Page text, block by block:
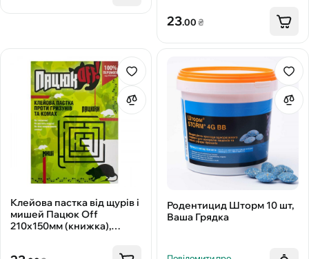
23.00₴
Клейова пастка від щурів і
мишей Пацюк Off
210х150мм (книжка),
Родентицид Шторм 10 шт,
Ваша Грядка